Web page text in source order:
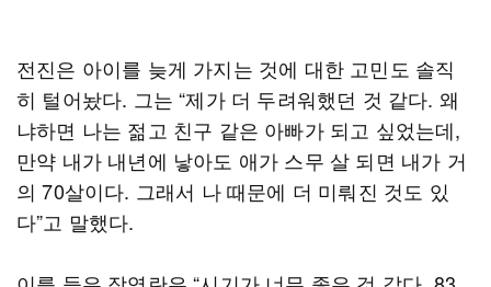
전진은 아이를 늦게 가지는 것에 대한 고민도 솔직
히 털어놨다. 그는 “제가 더 두려워했던 것 같다. 왜
냐하면 나는 젊고 친구 같은 아빠가 되고 싶었는데,
만약 내가 내년에 낳아도 애가 스무 살 되면 내가 거
의 70살이다. 그래서 나 때문에 더 미뤄진 것도 있
다”고 말했다.